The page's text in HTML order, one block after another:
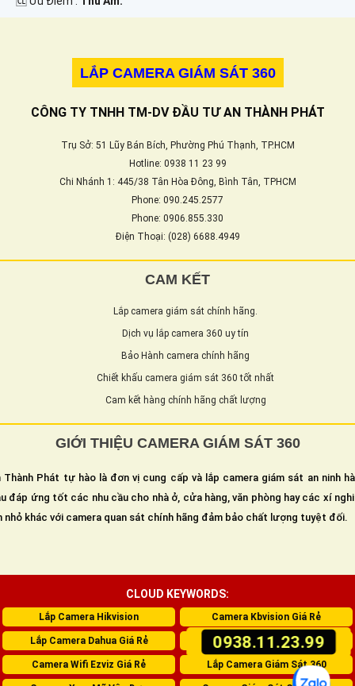
0938.11.23.99
LẮP CAMERA GIÁM SÁT 360
CÔNG TY TNHH TM-DV ĐẦU TƯ AN THÀNH PHÁT
Trụ Sở: 51 Lũy Bán Bích, Phường Phú Thạnh, TP.HCM
Hotline: 0938 11 23 99
Chi Nhánh 1: 445/38 Tân Hòa Đông, Bình Tân, TPHCM
Phone: 090.245.2577
Phone: 0906.855.330
Điện Thoại: (028) 6688.4949
CAM KẾT
Lắp camera giám sát chính hãng.
Dịch vụ lắp camera 360 uy tín
Bảo Hành camera chính hãng
Chiết khấu camera giám sát 360 tốt nhất
Cam kết hàng chính hãng chất lượng
GIỚI THIỆU CAMERA GIÁM SÁT 360
Thành Phát tự hào là đơn vị cung cấp và lắp camera giám sát an ninh
đáp ứng tốt các nhu cầu cho nhà ở, cửa hàng, văn phòng hay các xí
nhỏ khác với camera quan sát chính hãng đảm bảo chất lượng tuyệt đối.
CLOUD KEYWORDS:
Lắp Camera Hikvision Camera Kbvision Giá Rẻ
Lắp Camera Dahua Giá Rẻ Lắp Camera Wifi Imou
Camera Wifi Ezviz Giá Rẻ Lắp Camera Giám Sát 360